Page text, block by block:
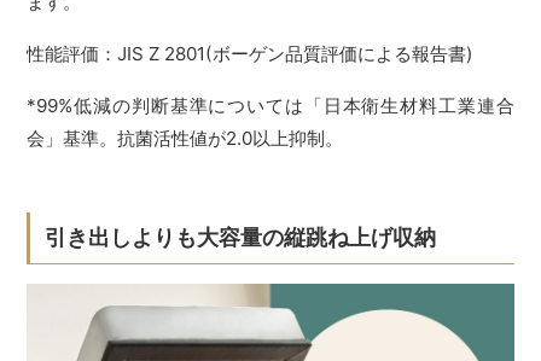
性能評価：JIS Z 2801(ボーゲン品質評価による報告書)
*99%低減の判断基準については「日本衛生材料工業連合
会」基準。抗菌活性値が2.0以上抑制。
引き出しよりも大容量の縦跳ね上げ収納